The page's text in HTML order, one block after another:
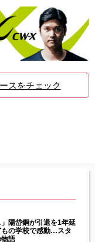
スをチェック
陽岱鋼が引退を1年延
の学校で感動…スタ
語